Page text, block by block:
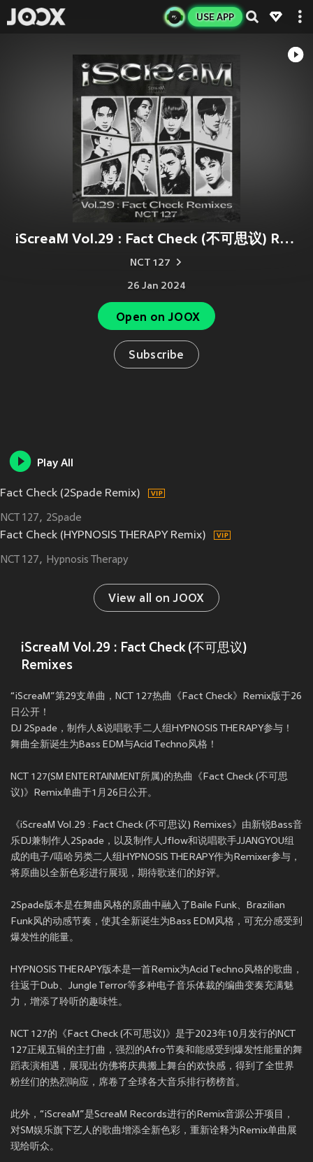
USE APP
iScreaM Vol.29 : Fact Check (不可思议) Remixes
NCT 127
26 Jan 2024
Open on JOOX
Subscribe
Play All
Fact Check (2Spade Remix)
NCT 127 2Spade
Fact Check (HYPNOSIS THERAPY Remix)
NCT 127 Hypnosis Therapy
View all on JOOX
iScreaM Vol.29 : Fact Check (不可思议)
Remixes
“iScreaM”第29支单曲，NCT 127热曲《Fact Check》Remix版于26
日公开！
DJ 2Spade，制作人&说唱歌手二人组HYPNOSIS THERAPY参与！
舞曲全新诞生为Bass EDM与Acid Techno风格！
NCT 127(SM ENTERTAINMENT所属)的热曲《Fact Check (不可思
议)》Remix单曲于1月26日公开。
《iScreaM Vol.29 : Fact Check (不可思议) Remixes》由新锐Bass音
乐DJ兼制作人2Spade，以及制作人Jflow和说唱歌手JJANGYOU组
成的电子/嘻哈另类二人组HYPNOSIS THERAPY作为Remixer参与，
将原曲以全新色彩进行展现，期待歌迷们的好评。
2Spade版本是在舞曲风格的原曲中融入了Baile Funk、Brazilian
Funk风的动感节奏，使其全新诞生为Bass EDM风格，可充分感受到
爆发性的能量。
HYPNOSIS THERAPY版本是一首Remix为Acid Techno风格的歌曲，
往返于Dub、Jungle Terror等多种电子音乐体裁的编曲变奏充满魅
力，增添了聆听的趣味性。
NCT 127的《Fact Check (不可思议)》是于2023年10月发行的NCT
127正规五辑的主打曲，强烈的Afro节奏和能感受到爆发性能量的舞
蹈表演相遇，展现出仿佛将庆典搬上舞台的欢快感，得到了全世界
粉丝们的热烈响应，席卷了全球各大音乐排行榜榜首。
此外，“iScreaM”是ScreaM Records进行的Remix音源公开项目，
对SM娱乐旗下艺人的歌曲增添全新色彩，重新诠释为Remix单曲展
现给听众。